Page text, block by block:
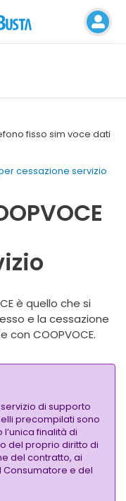
fisso sim voce dati
cessazione servizio
è quello che si
e la cessazione
con COOPVOCE.
di supporto
precompilati sono
finalità di
del proprio diritto di
del contratto, ai
Consumatore e del